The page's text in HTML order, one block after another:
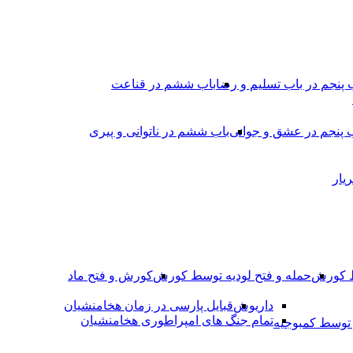
پنجم در باب تسلیم و رضاباب ششم در قناعت
پنجم در عشق و جوانىباب ششم در ناتوانى و پیرى
کورشحمله و فتح لودیه توسط کورشکورش و فتح ماد
کمبوجیه
داریوشقبایل پارسی در زمان هخامنشیان
تمام جنگ های امپراطوری هخامنشیان